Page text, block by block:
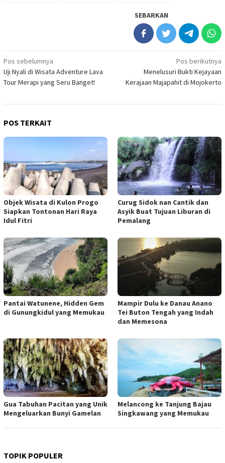
SEBARKAN
Navigasi
pos
Pos sebelumnya
Uji Nyali di Wisata Adventure Lava
Tour Merapi yang Seru Banget!
Pos berikutnya
Menelusuri Bukti Kejayaan
Kerajaan Majapahit di Mojokerto
POS TERKAIT
Objek Wisata di Kulon Progo
Siapkan Tontonan Hari Raya
Idul Fitri
Curug Sidok nan Cantik dan
Asyik Buat Tujuan Liburan di
Pemalang
Pantai Watunene, Hidden Gem
di Gunungkidul yang Memukau
Mampir Dulu ke Danau Anano
Tei Buton Tengah yang Indah
dan Memesona
Gua Tabuhan Pacitan yang Unik
Mengeluarkan Bunyi Gamelan
Melancong ke Tanjung Bajau
Singkawang yang Memukau
TOPIK POPULER